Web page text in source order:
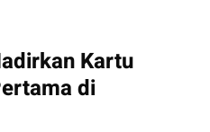
Kartu
di